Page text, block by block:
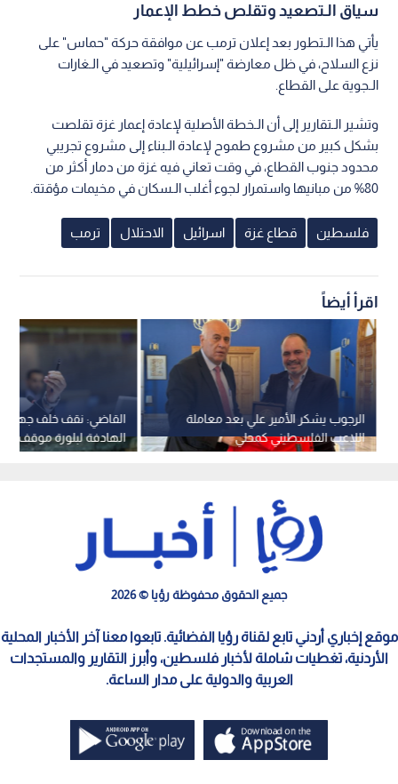
سياق الـتصعيد وتقلص خطط الإعمار
يأتي هذا الـتطور بعد إعلان ترمب عن موافقة حركة "حماس" على
نزع السلاح، في ظل معارضة "إسرائيلية" وتصعيد في الـغارات
الـجوية على القطاع.
وتشير الـتقارير إلى أن الـخطة الأصلية لإعادة إعمار غزة تقلصت
بشكل كبير من مشروع طموح لإعادة الـبناء إلى مشروع تجريبي
محدود جنوب القطاع، في وقت تعاني فيه غزة من دمار أكثر من
80% من مبانيها واستمرار لجوء أغلب الـسكان في مخيمات مؤقتة.
فلسطين قطاع غزة اسرائيل الاحتلال ترمب
اقرأ أيضاً
القاضي: نقف خلف جهود
الهادفة لبلورة موقف
يوقف انتهاكات الاحتلال
الرجوب يشكر الأمير علي بعد معاملة
اللاعب الفلسطيني كمحلي
جميع الحقوق محفوظة رؤيا © 2026
موقع إخباري أردني تابع لقناة رؤيا الفضائية. تابعوا معنا آخر الأخبار المحلية
الأردنية، تغطيات شاملة لأخبار فلسطين، وأبرز التقارير والمستجدات
العربية والدولية على مدار الساعة.